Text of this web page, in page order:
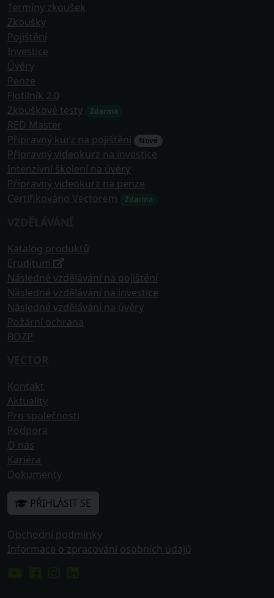
Termíny zkoušek
Zkoušky
Pojištění
Investice
Úvěry
Penze
Flotilník 2.0
Zkouškové testy
Zdarma
RED Master
Přípravný kurz na pojištění
Nové
Přípravný videokurz na investice
Intenzivní školení na úvěry
Přípravný videokurz na penze
Certifikováno Vectorem
Zdarma
Katalog produktů
Eruditum
Následné vzdělávání na pojištění
Následné vzdělávání na investice
Následné vzdělávání na úvěry
Požární ochrana
BOZP
Kontakt
Aktuality
Pro společnosti
Podpora
O nás
Kariéra
Dokumenty
PŘIHLÁSIT SE
Obchodní podmínky
Informace o zpracování osobních údajů